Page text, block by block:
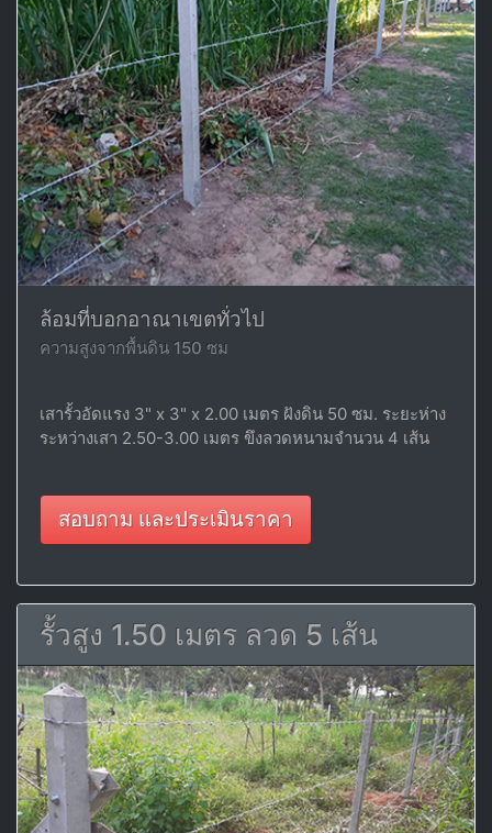
ล้อมที่บอกอาณาเขตทั่วไป
ความสูงจากพื้นดิน 150 ซม
เสารั้วอัดแรง 3" x 3" x 2.00 เมตร ฝังดิน 50 ซม. ระยะห่าง
ระหว่างเสา 2.50-3.00 เมตร ขึงลวดหนามจำนวน 4 เส้น
สอบถาม และประเมินราคา
รั้วสูง 1.50 เมตร ลวด 5 เส้น